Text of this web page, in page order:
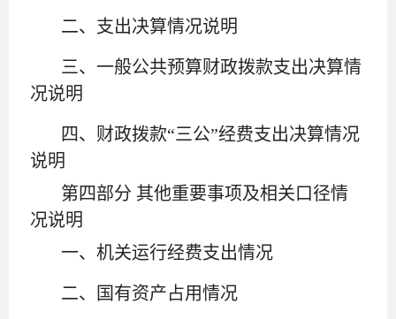
二、支出决算情况说明
三、一般公共预算财政拨款支出决算情
况说明
四、财政拨款“三公”经费支出决算情况
说明
第四部分 其他重要事项及相关口径情
况说明
一、机关运行经费支出情况
二、国有资产占用情况